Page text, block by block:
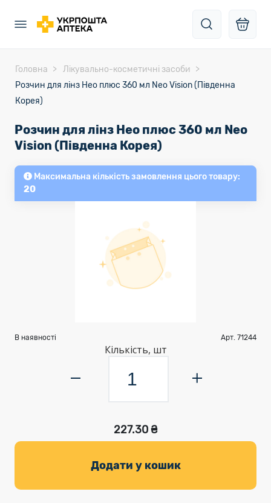
Головна
Лікувально-косметичні засоби
Розчин для лінз Нео плюс 360 мл Neo Vision (Південна
Корея)
Розчин для лінз Нео плюс 360 мл Neo
Vision (Південна Корея)
Максимальна кількість замовлення цього товару:
20
В наявності Арт. 71244
Кількість, шт
227.30 ₴
Додати у кошик